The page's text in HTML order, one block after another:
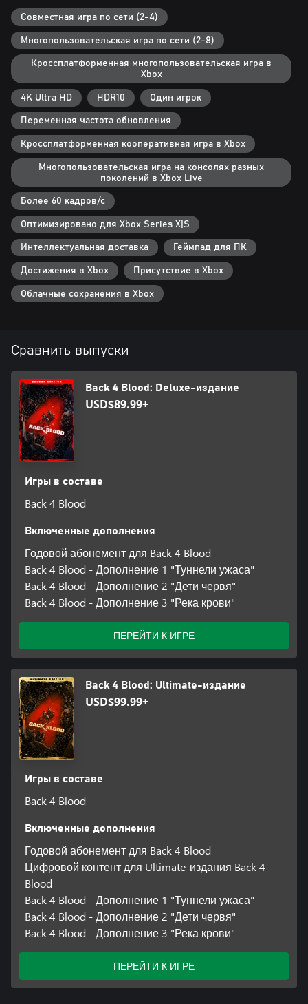
Невероятная реиграбельность
Непредсказуемая система карт дарит новые впечатления каждый
раз, когда вы создаете собственные колоды, чтобы выжить во все
более сложных сражениях.
Динамическая система создания игры постоянно
приспосабливается к действиям игроков, обеспечивая
захватывающие бои, экстремальное разнообразие геймплея и
целые легионы еще более сильных одержимых, в том числе
различные типы мутировавших боссов высотой до 6 метров.
Купите цифровую версию Back 4 Blood для Xbox One и
загрузите версию игры для Xbox Series X | S без дополнительных
трат, когда она поступит в продажу 12 октября 2021 года.
Совместная игра по сети (2-4)
Многопользовательская игра по сети (2-8)
Кроссплатформенная многопользовательская игра в
Xbox
4K Ultra HD HDR10 Один игрок
Переменная частота обновления
Кроссплатформенная кооперативная игра в Xbox
Многопользовательская игра на консолях разных
поколений в Xbox Live
Более 60 кадров/с
Оптимизировано для Xbox Series X|S
Интеллектуальная доставка Геймпад для ПК
Достижения в Xbox Присутствие в Xbox
Облачные сохранения в Xbox
Сравнить выпуски
Back 4 Blood: Deluxe-издание
USD$89.99+
Игры в составе
Back 4 Blood
Включенные дополнения
Годовой абонемент для Back 4 Blood
Back 4 Blood - Дополнение 1 "Туннели ужаса"
Back 4 Blood - Дополнение 2 "Дети червя"
Back 4 Blood - Дополнение 3 "Река крови"
ПЕРЕЙТИ К ИГРЕ
Back 4 Blood: Ultimate-издание
USD$99.99+
Игры в составе
Back 4 Blood
Включенные дополнения
Годовой абонемент для Back 4 Blood
Цифровой контент для Ultimate-издания Back 4
Blood
Back 4 Blood - Дополнение 1 "Туннели ужаса"
Back 4 Blood - Дополнение 2 "Дети червя"
Back 4 Blood - Дополнение 3 "Река крови"
ПЕРЕЙТИ К ИГРЕ